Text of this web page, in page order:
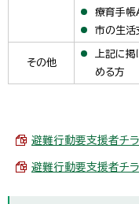
療育手帳
市の生活
その他
上記に
める方
避難行動要支援者チ
避難行動要支援者チラ